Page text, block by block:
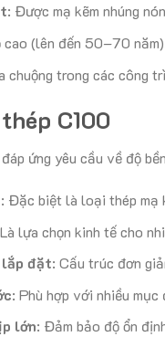
: Được mạ kẽm nhúng
cao (lên đến 50–70
chuộng trong các công
C100
ứng yêu cầu về độ
: Đặc biệt là loại thép mạ
lựa chọn kinh tế cho
lắp đặt: Cấu trúc đơn
: Phù hợp với nhiều mục
lớn: Đảm bảo độ ổn